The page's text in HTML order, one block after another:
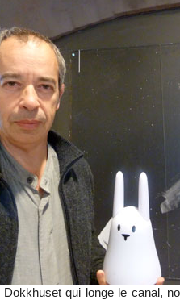
Dokkhusetqui longe le canal,